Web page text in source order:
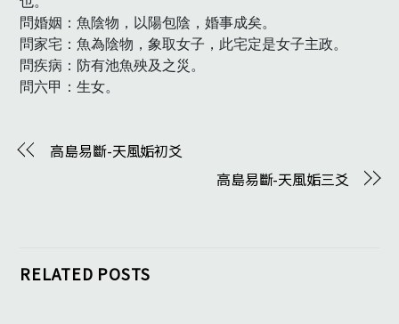
問婚姻：魚陰物，以陽包陰，婚事成矣。
問家宅：魚為陰物，象取女子，此宅定是女子主政。
問疾病：防有池魚殃及之災。
問六甲：生女。
高島易斷-天風姤初爻
高島易斷-天風姤三爻
RELATED POSTS